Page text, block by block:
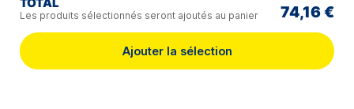
Les produits sélectionnés seront ajoutés au panier 74,16 €
Ajouter la sélection